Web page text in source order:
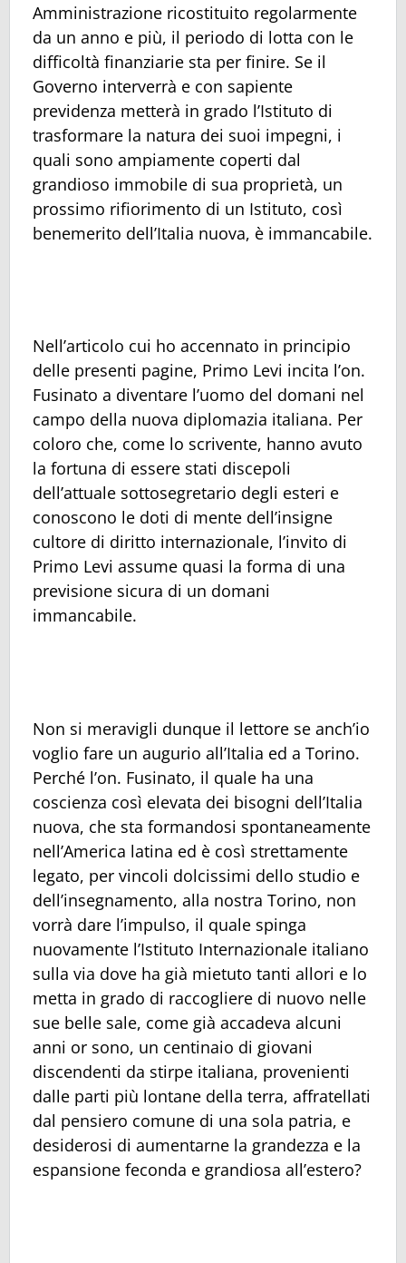
Amministrazione ricostituito regolarmente
da un anno e più, il periodo di lotta con le
difficoltà finanziarie sta per finire. Se il
Governo interverrà e con sapiente
previdenza metterà in grado l’Istituto di
trasformare la natura dei suoi impegni, i
quali sono ampiamente coperti dal
grandioso immobile di sua proprietà, un
prossimo rifiorimento di un Istituto, così
benemerito dell’Italia nuova, è immancabile.
Nell’articolo cui ho accennato in principio
delle presenti pagine, Primo Levi incita l’on.
Fusinato a diventare l’uomo del domani nel
campo della nuova diplomazia italiana. Per
coloro che, come lo scrivente, hanno avuto
la fortuna di essere stati discepoli
dell’attuale sottosegretario degli esteri e
conoscono le doti di mente dell’insigne
cultore di diritto internazionale, l’invito di
Primo Levi assume quasi la forma di una
previsione sicura di un domani
immancabile.
Non si meravigli dunque il lettore se anch’io
voglio fare un augurio all’Italia ed a Torino.
Perché l’on. Fusinato, il quale ha una
coscienza così elevata dei bisogni dell’Italia
nuova, che sta formandosi spontaneamente
nell’America latina ed è così strettamente
legato, per vincoli dolcissimi dello studio e
dell’insegnamento, alla nostra Torino, non
vorrà dare l’impulso, il quale spinga
nuovamente l’Istituto Internazionale italiano
sulla via dove ha già mietuto tanti allori e lo
metta in grado di raccogliere di nuovo nelle
sue belle sale, come già accadeva alcuni
anni or sono, un centinaio di giovani
discendenti da stirpe italiana, provenienti
dalle parti più lontane della terra, affratellati
dal pensiero comune di una sola patria, e
desiderosi di aumentarne la grandezza e la
espansione feconda e grandiosa all’estero?